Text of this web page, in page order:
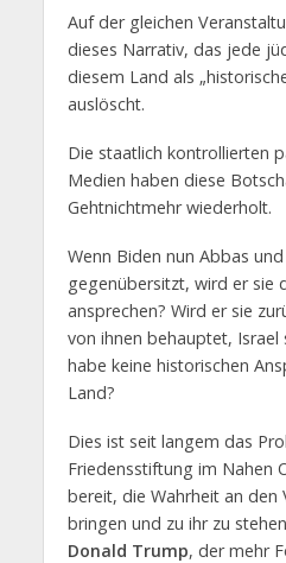
Auf der gleichen
dieses Narrativ, das jede
diesem Land als
auslöscht.
Die staatlich kontrollierten
Medien haben diese
Gehtnichtmehr wiederholt.
Wenn Biden nun Abbas
gegenübersitzt, wird er sie
ansprechen? Wird er sie
von ihnen behauptet,
habe keine historischen
Land?
Dies ist seit langem das
Friedensstiftung im Nahen
bereit, die Wahrheit an den
bringen und zu ihr zu
Donald Trump, der mehr